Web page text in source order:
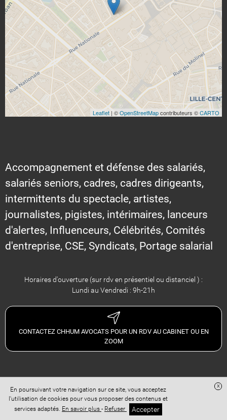
Leaflet | ©OpenStreetMapcontributeurs ©CARTO
Accompagnement et défense des salariés,
salariés seniors, cadres, cadres dirigeants,
intermittents du spectacle, artistes,
journalistes, pigistes, intérimaires, lanceurs
d'alertes, Influenceurs, Célébrités, Comités
d'entreprise, CSE, Syndicats, Portage salarial
Horaires d'ouverture (sur rdv en présentiel ou distanciel ) :
Lundi au Vendredi : 9h-21h
CONTACTEZ CHHUM AVOCATS POUR UN RDV AU CABINET OU EN
ZOOM
Site réalisé avecDigital Avocat
Accès administration
Confidentialité
Conditions Générales de Vente
Mentions légales
En poursuivant votre navigation sur ce site, vous acceptez
l'utilisation de cookies pour vous proposer des contenus et
services adaptés. En savoir plus - Refuser Accepter
x